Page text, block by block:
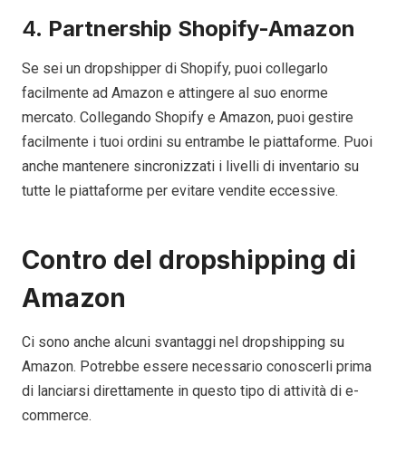
4. Partnership Shopify-Amazon
Se sei un dropshipper di Shopify, puoi collegarlo
facilmente ad Amazon e attingere al suo enorme
mercato. Collegando Shopify e Amazon, puoi gestire
facilmente i tuoi ordini su entrambe le piattaforme. Puoi
anche mantenere sincronizzati i livelli di inventario su
tutte le piattaforme per evitare vendite eccessive.
Contro del dropshipping di
Amazon
Ci sono anche alcuni svantaggi nel dropshipping su
Amazon. Potrebbe essere necessario conoscerli prima
di lanciarsi direttamente in questo tipo di attività di e-
commerce.